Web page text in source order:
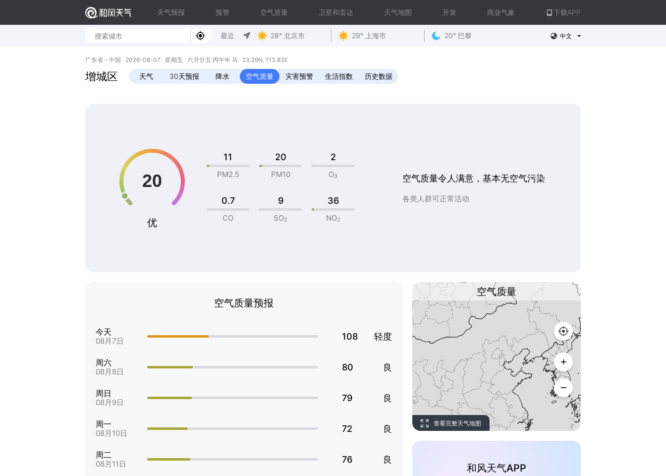
天气预报 预警 空气质量 卫星和雷达 天气地图 开发 商业气象 下载APP
最近 28° 北京市 29° 上海市 20° 巴黎 中文
广东省 - 中国 2026-08-07 星期五 六月廿五 丙午年 马 23.29N, 113.83E
增城区 天气 30天预报 降水 空气质量 灾害预警 生活指数 历史数据
优
11
PM2.5
20
PM10
2
O3
0.7
CO
9
SO2
36
NO2
空气质量令人满意，基本无空气污染
各类人群可正常活动
空气质量预报
今天
08月7日 108 轻度
周六
08月8日 80 良
周日
08月9日 79 良
周一
08月10日 72 良
周二
08月11日 76 良
空气质量
查看完整天气地图
和风天气APP